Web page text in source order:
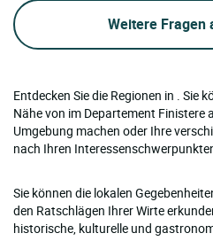
Weitere Fragen
Entdecken Sie die Regionen in . Sie
Nähe von im Departement Finistere
Umgebung machen oder Ihre
nach Ihren
Sie können die lokalen
den Ratschlägen Ihrer Wirte
historische, kulturelle und